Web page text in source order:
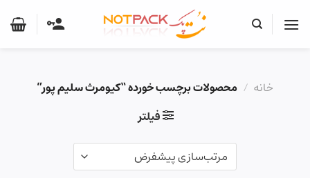
خانه / محصولات برچسب خورده “کیومرث سلیم پور”
فیلتر